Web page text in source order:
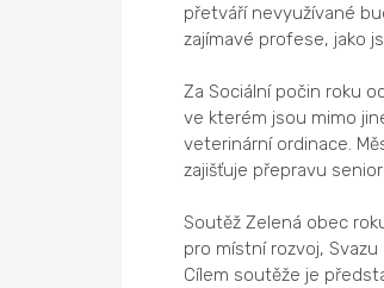
přetváří nevyužívané
zajímavé profese, jako
Za Sociální počin roku
ve kterém jsou mimo
veterinární ordinace.
zajišťuje přepravu
Soutěž Zelená obec
pro místní rozvoj,
Cílem soutěže je